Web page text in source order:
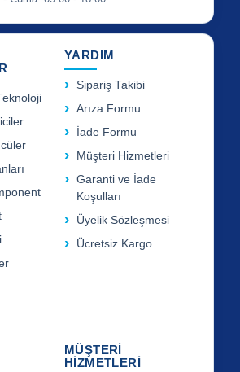
YARDIM
Sipariş Takibi
Arıza Formu
İade Formu
Müşteri Hizmetleri
Garanti ve İade
Koşulları
Üyelik Sözleşmesi
Ücretsiz Kargo
MÜŞTERİ
HİZMETLERİ